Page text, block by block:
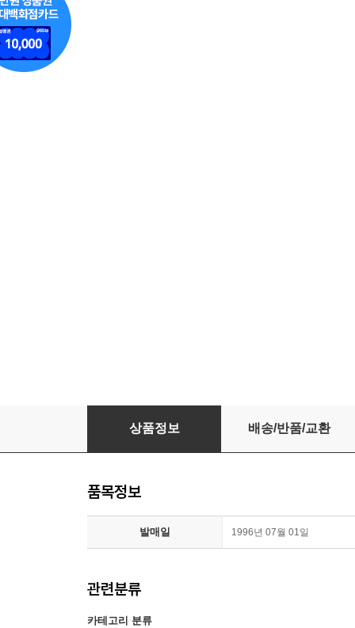
Scorpions - Hot & Slow [1996년 한국BMG 국
상품정보 배송/반품/교환
품목정보
발매일 1996년 07월 01일
관련분류
카테고리 분류